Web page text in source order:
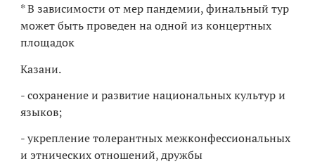
* В зависимости от мер пандемии, финальный тур
может быть проведен на одной из концертных
площадок
Казани.
- сохранение и развитие национальных культур и
языков;
- укрепление толерантных межконфессиональных
и этнических отношений, дружбы